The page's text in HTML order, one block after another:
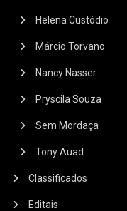
Helena Custódio
Márcio Torvano
Nancy Nasser
Pryscila Souza
Sem Mordaça
Tony Auad
Classificados
Editais